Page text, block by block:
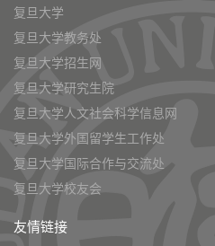
复旦大学
复旦大学教务处
复旦大学招生网
复旦大学研究生院
复旦大学人文社会科学信息网
复旦大学外国留学生工作处
复旦大学国际合作与交流处
复旦大学校友会
友情链接